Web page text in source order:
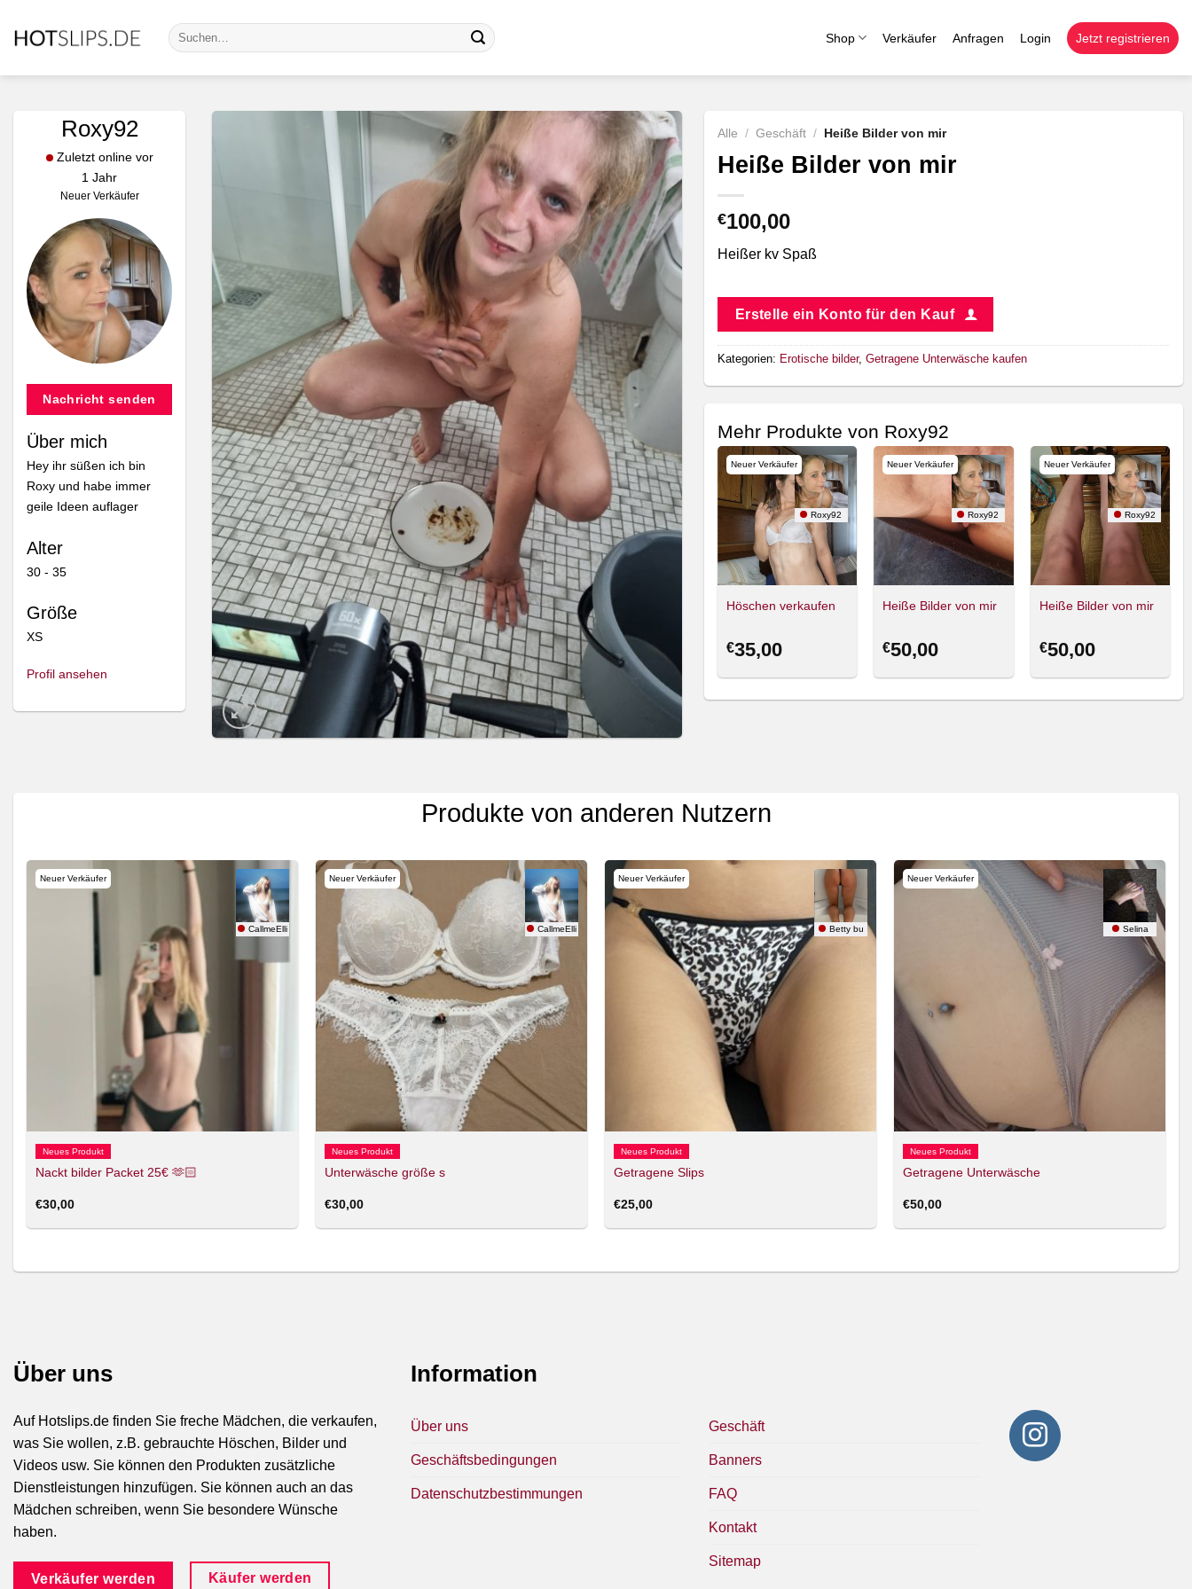
Inhalt
Suche
nach:
Shop Verkäufer Anfragen Login Jetzt registrieren
Roxy92
Zuletzt online vor
1 Jahr
Neuer Verkäufer
Nachricht senden
Über mich
Hey ihr süßen ich bin
Roxy und habe immer
geile Ideen auflager
Alter
30 - 35
Größe
XS
Profil ansehen
Alle / Geschäft / Heiße Bilder von mir
Heiße Bilder von mir
€100,00
Heißer kv Spaß
Erstelle ein Konto für den Kauf
Kategorien: Erotische bilder, Getragene Unterwäsche kaufen
Mehr Produkte von Roxy92
Neuer Verkäufer
Roxy92
Höschen verkaufen
€35,00
Neuer Verkäufer
Roxy92
Heiße Bilder von mir
€50,00
Neuer Verkäufer
Roxy92
Heiße Bilder von mir
€50,00
Produkte von anderen Nutzern
Neuer Verkäufer
CallmeElli
Neues Produkt
Nackt bilder Packet 25€ 🫶🏻
€30,00
Neuer Verkäufer
CallmeElli
Neues Produkt
Unterwäsche größe s
€30,00
Neuer Verkäufer
Betty bu
Neues Produkt
Getragene Slips
€25,00
Neuer Verkäufer
Selina
Neues Produkt
Getragene Unterwäsche
€50,00
Über uns
Auf Hotslips.de finden Sie freche Mädchen, die verkaufen,
was Sie wollen, z.B. gebrauchte Höschen, Bilder und
Videos usw. Sie können den Produkten zusätzliche
Dienstleistungen hinzufügen. Sie können auch an das
Mädchen schreiben, wenn Sie besondere Wünsche
haben.
Verkäufer werden Käufer werden
Information
Über uns
Geschäftsbedingungen
Datenschutzbestimmungen
Geschäft
Banners
FAQ
Kontakt
Sitemap